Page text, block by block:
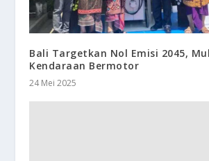
Bali Targetkan Nol Emisi 2045,
Kendaraan Bermotor
24 Mei 2025